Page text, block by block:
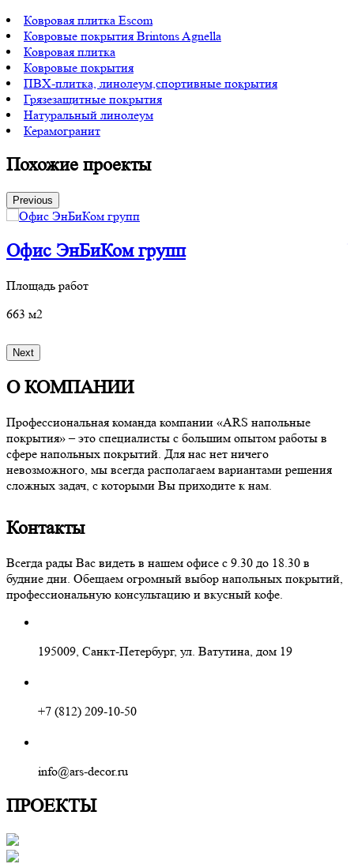
Ковровая плитка Escom
Ковровые покрытия Brintons Agnella
Ковровая плитка
Ковровые покрытия
ПВХ-плитка, линолеум,спортивные покрытия
Грязезащитные покрытия
Натуральный линолеум
Керамогранит
Похожие проекты
Previous
Офис ЭнБиКом групп
Площадь работ
663 м2
Next
О КОМПАНИИ
Профессиональная команда компании «ARS напольные
покрытия» – это специалисты с большим опытом работы в
сфере напольных покрытий. Для нас нет ничего
невозможного, мы всегда располагаем вариантами решения
сложных задач, с которыми Вы приходите к нам.
Контакты
Всегда рады Вас видеть в нашем офисе с 9.30 до 18.30 в
будние дни. Обещаем огромный выбор напольных покрытий,
профессиональную консультацию и вкусный кофе.
195009, Санкт-Петербург, ул. Ватутина, дом 19
+7 (812) 209-10-50
info@ars-decor.ru
ПРОЕКТЫ